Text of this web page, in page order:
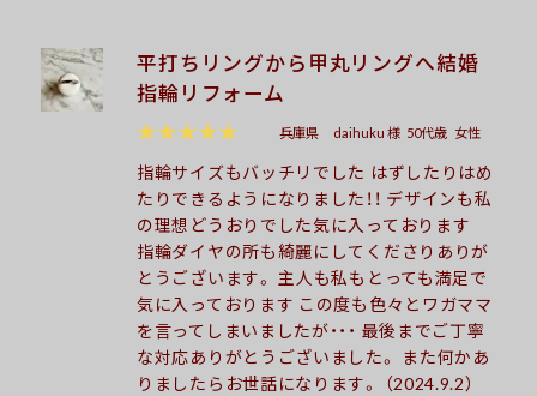
平打ちリングから甲丸リングへ結婚
指輪リフォーム
★★★★★
兵庫県 daihuku 様 50代歳 女性
指輪サイズもバッチリでした はずしたりはめ
たりできるようになりました！！ デザインも私
の理想どうおりでした気に入っております
指輪ダイヤの所も綺麗にしてくださりありが
とうございます。 主人も私もとっても満足で
気に入っております この度も色々とワガママ
を言ってしまいましたが・・・ 最後までご丁寧
な対応ありがとうございました。 また何かあ
りましたらお世話になります。 （2024.9.2）